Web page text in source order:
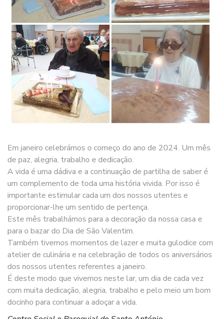
Em janeiro celebrámos o começo do ano de 2024. Um mês
de paz, alegria, trabalho e dedicação.
A vida é uma dádiva e a continuação de partilha de saber é
um complemento de toda uma história vivida. Por isso é
importante estimular cada um dos nossos utentes e
proporcionar-lhe um sentido de pertença.
Este mês trabalhámos para a decoração da nossa casa e
para o bazar do Dia de São Valentim.
Também tivemos momentos de lazer e muita gulodice com
atelier de culinária e na celebração de todos os aniversários
dos nossos utentes referentes a janeiro.
É deste modo que vivemos neste lar, um dia de cada vez
com muita dedicação, alegria, trabalho e pelo meio um bom
docinho para continuar a adoçar a vida.